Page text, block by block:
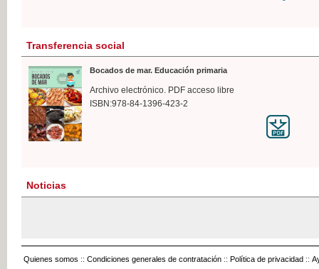
Transferencia social
Bocados de mar. Educación primaria
Archivo electrónico. PDF acceso libre
ISBN:978-84-1396-423-2
Noticias
Quienes somos :: Condiciones generales de contratación :: Política de privacidad ::